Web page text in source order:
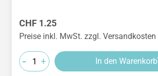
Regulärer Preis:
CHF 1.25
Preise inkl. MwSt. zzgl. Versandkosten
- + In den Warenkorb